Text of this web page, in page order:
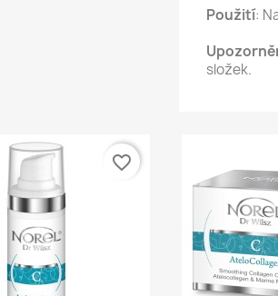
Použití:
složek.
favorite_border